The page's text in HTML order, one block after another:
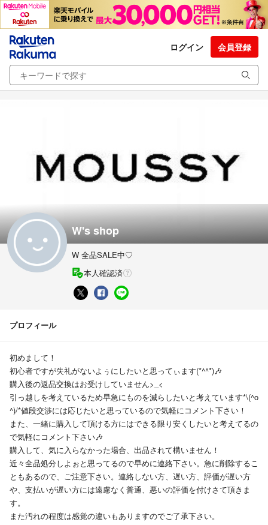
ログイン 会員登録
W's shop
W 全品SALE中♡
本人確認済
プロフィール
初めまして！
初心者ですが失礼がないよぅにしたいと思ってぃます(*^^*)🎶
購入後の返品交換はお受けしていません>_<
引っ越しを考えているため早急にものを減らしたいと考えています*\(^o
^)/*値段交渉には応じたいと思っているので気軽にコメント下さい！
また、一緒に購入して頂ける方にはできる限り安くしたいと考えてるの
で気軽にコメント下さい🎶
購入して、気に入らなかった場合、出品されて構いません！
近々全品処分しよぉと思ってるので早めに連絡下さい。急に削除するこ
ともあるので、ご注意下さい。連絡しない方、遅い方、評価が遅い方
や、支払いが遅い方には遠慮なく普通、悪いの評価を付けさて頂きま
す。
また汚れの程度は感覚の違いもありますのでご了承下さい。